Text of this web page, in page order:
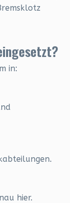
in:
hier.